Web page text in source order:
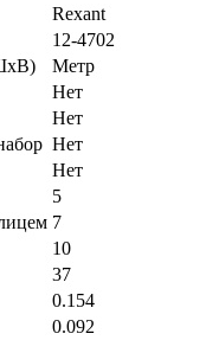
Rexant
12-4702
Метр
Нет
Нет
Нет
Нет
5
7
10
37
0.154
0.092